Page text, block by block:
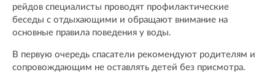
рейдов специалисты проводят профилактические
беседы с отдыхающими и обращают внимание на
основные правила поведения у воды.
В первую очередь спасатели рекомендуют родителям и
сопровождающим не оставлять детей без присмотра.